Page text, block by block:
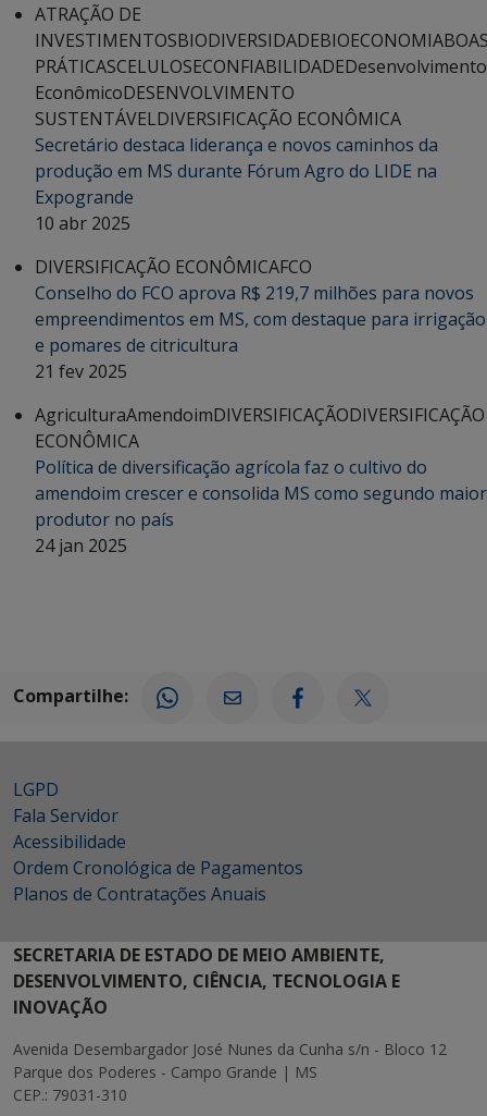
ATRAÇÃO DE
INVESTIMENTOSBIODIVERSIDADEBIOECONOMIA
PRÁTICASCELULOSECONFIABILIDADEDesenvolvimento
EconômicoDESENVOLVIMENTO
SUSTENTÁVELDIVERSIFICAÇÃO ECONÔMICA
Secretário destaca liderança e novos caminhos da
produção em MS durante Fórum Agro do LIDE na
Expogrande
10 abr 2025
DIVERSIFICAÇÃO ECONÔMICAFCO
Conselho do FCO aprova R$ 219,7 milhões para novos
empreendimentos em MS, com destaque para irrigação
e pomares de citricultura
21 fev 2025
AgriculturaAmendoimDIVERSIFICAÇÃODIVERSIFICAÇÃO
ECONÔMICA
Política de diversificação agrícola faz o cultivo do
amendoim crescer e consolida MS como segundo maior
produtor no país
24 jan 2025
Compartilhe:
LGPD
Fala Servidor
Acessibilidade
Ordem Cronológica de Pagamentos
Planos de Contratações Anuais
SECRETARIA DE ESTADO DE MEIO AMBIENTE,
DESENVOLVIMENTO, CIÊNCIA, TECNOLOGIA E
INOVAÇÃO
Avenida Desembargador José Nunes da Cunha s/n - Bloco 12
Parque dos Poderes - Campo Grande | MS
CEP.: 79031-310